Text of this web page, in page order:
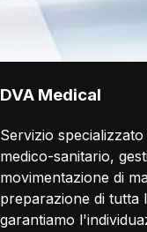
DVA Medical
Servizio
medico-sanitario,
movimentazione di
preparazione di tutta
garantiamo